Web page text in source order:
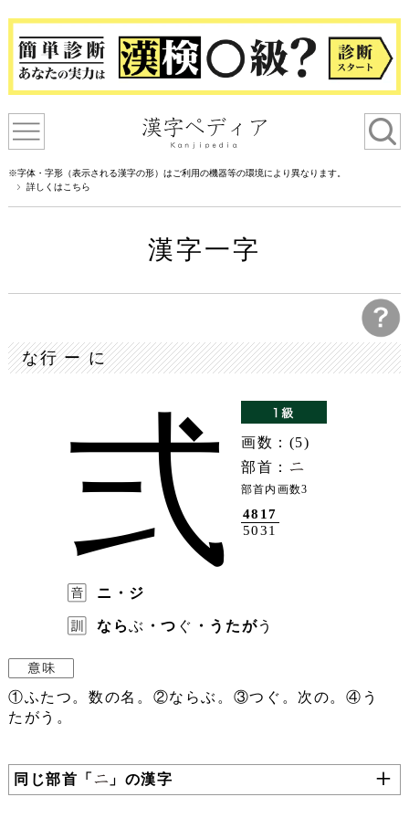
※字体・字形（表示される漢字の形）はご利用の機器等の環境により異なります。
詳しくはこちら
漢字一字
な行 ー に
弍
画数：(5)
部首：
部首内画数3
4817
5031
ニ・ジ
ならぶ ・つ ぐ ・うたがう
①ふたつ。数の名。②ならぶ。③つぐ。次の。④う
たがう。
同じ部首「 」の漢字